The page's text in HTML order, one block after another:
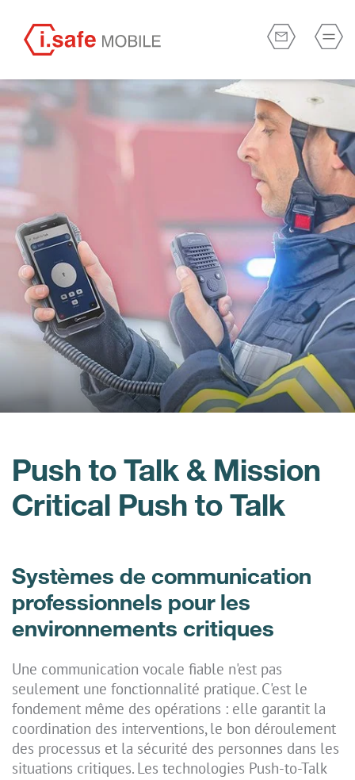
Push to Talk & Mission
Critical Push to Talk
Systèmes de communication
professionnels pour les
environnements critiques
Une communication vocale fiable n'est pas
seulement une fonctionnalité pratique. C'est le
fondement même des opérations : elle garantit la
coordination des interventions, le bon déroulement
des processus et la sécurité des personnes dans les
situations critiques. Les technologies Push-to-Talk